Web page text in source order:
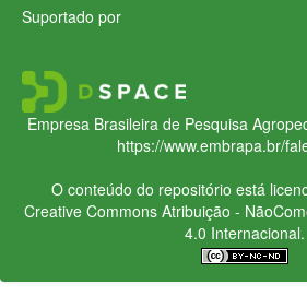
Suportado por
Empresa Brasileira de Pesquisa
https://www.embrapa.br/
O conteúdo do repositório está
Creative CommonsAtribuição -
4.0 Internacional.